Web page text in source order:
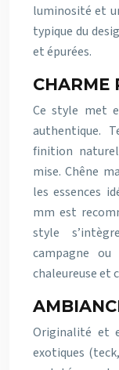
luminosité et
typique du
et épurées.
CHARME
Ce style met
authentique.
finition
mise. Chêne
les essences
mm est
style
campagne ou
chaleureuse et
Originalité et
exotiques